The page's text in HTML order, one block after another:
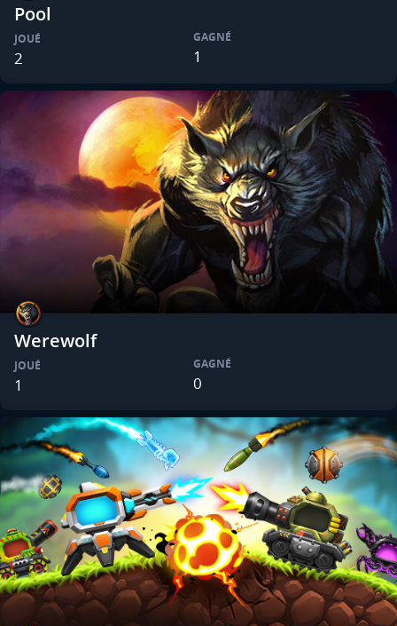
Pool
JOUÉ
2
GAGNÉ
1
Werewolf
JOUÉ
1
GAGNÉ
0